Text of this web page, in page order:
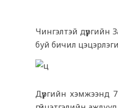
Чингэлтэй дүүргийн
буй бичил
Дүүргийн хэмжээнд